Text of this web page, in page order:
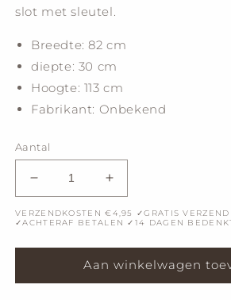
slot met sleutel.
Breedte: 82 cm
diepte: 30 cm
Hoogte: 113 cm
Fabrikant: Onbekend
Aantal
Aantal
verlagen
voor
barmeubel
Aantal
verhogen
voor
barmeubel
VERZENDKOSTEN €4,95 ✓GRATIS
✓ACHTERAF BETALEN ✓14 DAGEN
Aan winkelwagen